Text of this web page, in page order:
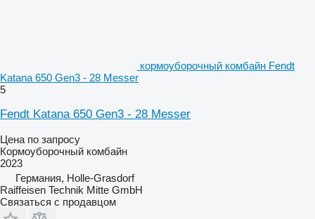
кормоуборочный комбайн Fendt
Katana 650 Gen3 - 28 Messer
5
Fendt Katana 650 Gen3 - 28 Messer
Цена по запросу
Кормоуборочный комбайн
2023
Германия, Holle-Grasdorf
Raiffeisen Technik Mitte GmbH
Связаться с продавцом